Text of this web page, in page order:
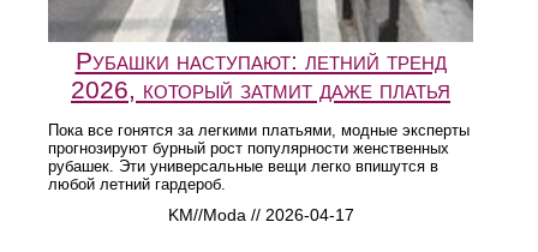
Рубашки наступают: летний тренд
2026, который затмит даже платья
Пока все гонятся за легкими платьями, модные эксперты
прогнозируют бурный рост популярности женственных
рубашек. Эти универсальные вещи легко впишутся в
любой летний гардероб.
KM//Moda // 2026-04-17